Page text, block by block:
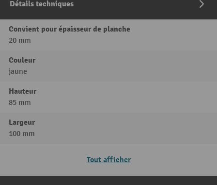
Détails techniques
Convient pour épaisseur de planche
20 mm
Couleur
jaune
Hauteur
85 mm
Largeur
100 mm
Tout afficher